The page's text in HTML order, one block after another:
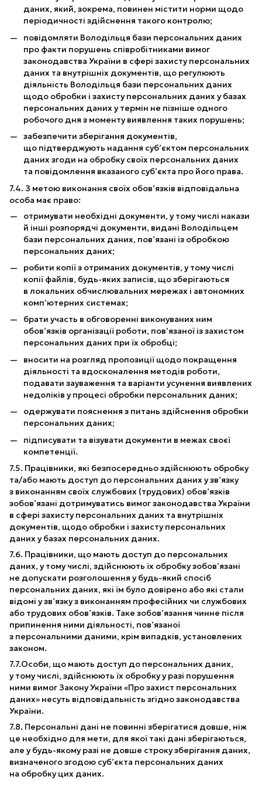
даних, який, зокрема, повинен містити норми щодо
періодичності здійснення такого контролю;
повідомляти Володільця бази персональних даних
про факти порушень співробітниками вимог
законодавства України в сфері захисту персональних
даних та внутрішніх документів, що регулюють
діяльність Володільця бази персональних даних
щодо обробки і захисту персональних даних у базах
персональних даних у термін не пізніше одного
робочого дня з моменту виявлення таких порушень;
забезпечити зберігання документів,
що підтверджують надання суб’єктом персональних
даних згоди на обробку своїх персональних даних
та повідомлення вказаного суб’єкта про його права.
7.4. З метою виконання своїх обов’язків відповідальна
особа має право:
отримувати необхідні документи, у тому числі накази
й інші розпорядчі документи, видані Володільцем
бази персональних даних, пов’язані із обробкою
персональних даних;
робити копії з отриманих документів, у тому числі
копії файлів, будь-яких записів, що зберігаються
в локальних обчислювальних мережах і автономних
комп’ютерних системах;
брати участь в обговоренні виконуваних ним
обов’язків організації роботи, пов’язаної із захистом
персональних даних при їх обробці;
вносити на розгляд пропозиції щодо покращення
діяльності та вдосконалення методів роботи,
подавати зауваження та варіанти усунення виявлених
недоліків у процесі обробки персональних даних;
одержувати пояснення з питань здійснення обробки
персональних даних;
підписувати та візувати документи в межах своєї
компетенції.
7.5. Працівники, які безпосередньо здійснюють обробку
та/або мають доступ до персональних даних у зв’язку
з виконанням своїх службових (трудових) обов’язків
зобов’язані дотримуватись вимог законодавства України
в сфері захисту персональних даних та внутрішніх
документів, щодо обробки і захисту персональних
даних у базах персональних даних.
7.6. Працівники, що мають доступ до персональних
даних, у тому числі, здійснюють їх обробку зобов’язані
не допускати розголошення у будь-який спосіб
персональних даних, які їм було довірено або які стали
відомі у зв’язку з виконанням професійних чи службових
або трудових обов’язків. Таке зобов’язання чинне після
припинення ними діяльності, пов’язаної
з персональними даними, крім випадків, установлених
законом.
7.7.Особи, що мають доступ до персональних даних,
у тому числі, здійснюють їх обробку у разі порушення
ними вимог Закону України «Про захист персональних
даних» несуть відповідальність згідно законодавства
України.
7.8. Персональні дані не повинні зберігатися довше, ніж
це необхідно для мети, для якої такі дані зберігаються,
але у будь-якому разі не довше строку зберігання даних,
визначеного згодою суб’єкта персональних даних
на обробку цих даних.